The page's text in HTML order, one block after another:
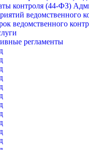
контроля (44-ФЗ)
ведомственного
ведомственного
регламенты